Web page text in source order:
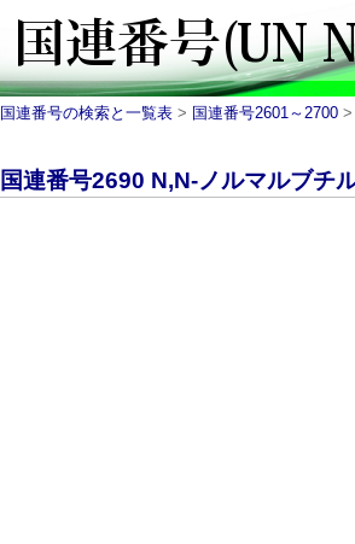
国連番号の検索と一覧表 > 国連番号2601～2700 >
国連番号2690 N,N-ノルマルブチ